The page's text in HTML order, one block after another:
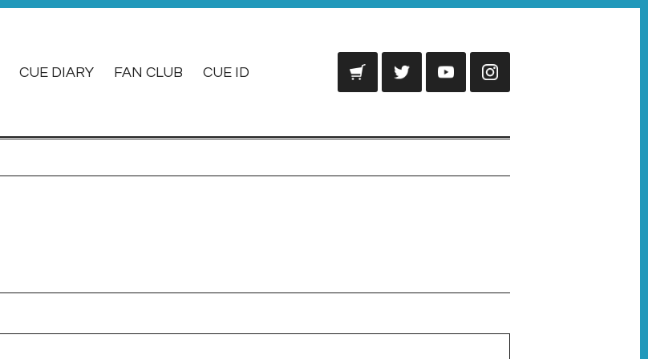
CUE DIARY FAN CLUB CUE ID